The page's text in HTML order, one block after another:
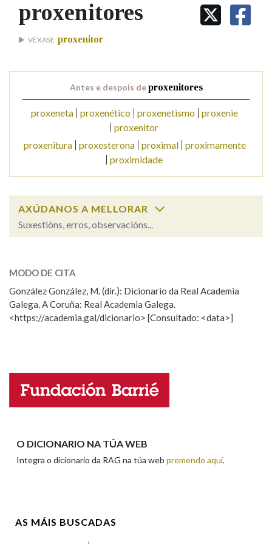
IDENTIDADE CORPORATIVA
MARCIAL DEL ADALID
FIGURAS HOMENAXEADAS
PRIMAVERA DAS LETRAS
PORTAL DAS PALABRAS
Facebook
TwitterYoutubeInstagram
Bluesky
BUSCAR NOS LEMAS
Comeza por
Nas definicións
Na fraseoloxía
Marcas gramaticais
proxenitores
VÉXASE proxenitor
Antes e despois deproxenitores
proxeneta proxenético proxenetismo proxenie
proxenitor
proxenitura
proxesterona proximal
proximamente
proximidade
AXÚDANOS A MELLORAR
Suxestións, erros, observacións...
ESCOLLE UNHA OPCIÓN:
Observación Hai un erro na palabra
Propoño mellorar a definición
Nome
MODO DE CITA
González González, M. (dir.): Dicionario da Real Academia
Galega. A Coruña: Real Academia Galega.
<https://academia.gal/dicionario> [Consultado: <data>]
O DICIONARIO NA TÚA WEB
Integra o dicionario da RAG na túa web premendo aquí.
AS MÁIS BUSCADAS